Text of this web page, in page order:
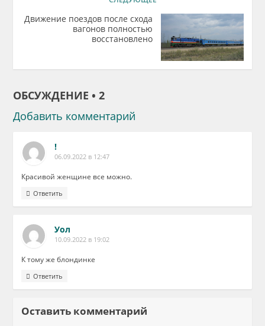
Движение поездов после схода
вагонов полностью
восстановлено
ОБСУЖДЕНИЕ • 2
Добавить комментарий
!
06.09.2022 в 12:47
Красивой женщине все можно.
Ответить
Уол
10.09.2022 в 19:02
К тому же блондинке
Ответить
Оставить комментарий